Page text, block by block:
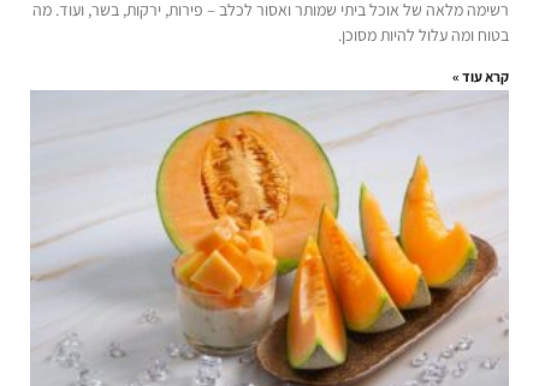
רשימה מלאה של אוכל ביתי שמותר ואסור לכלב – פירות, ירקות, בשר, ועוד. מה
בטוח ומה עלול להיות מסוכן.
קרא עוד »